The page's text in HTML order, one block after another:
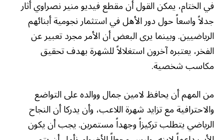
في الختام، يمكن القول أن مقطع فيديو منير نصراوي أثار
جدلاً واسعاً حول دور الأهل في استثمار نجومية أبنائهم
الرياضيين. وبينما يرى البعض أن الأمر مجرد تعبير عن
الفخر، يعتبره آخرون استغلالاً للشهرة بهدف تحقيق
مكاسب شخصية.
من المهم أن يحافظ لامين جمال ووالده على التواضع
والاحترافية مع تزايد شهرة اللاعب، وأن يدركا أن النجاح
الرياضي يتطلب تركيزاً وجهداً مستمرين. يجب أن يكون